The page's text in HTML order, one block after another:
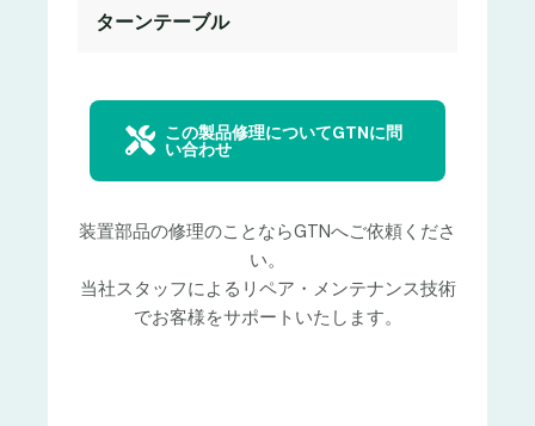
ターンテーブル
この製品修理についてGTNに問
い合わせ
装置部品の修理のことならGTNへご依頼くださ
い。
当社スタッフによるリペア・メンテナンス技術
でお客様をサポートいたします。